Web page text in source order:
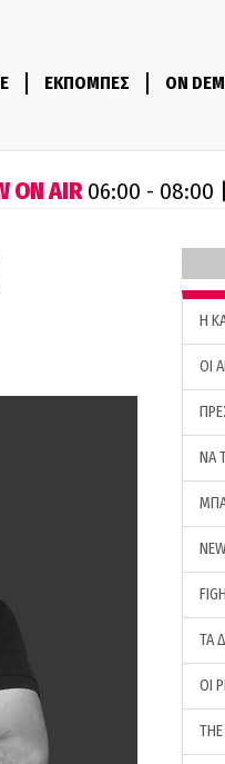
ΕΚΠΟΜΠΕΣ ON
ON AIR06:00 - 08:00 |
H
ΟΙ
ΝΑ
ΤΑ
ΟΙ